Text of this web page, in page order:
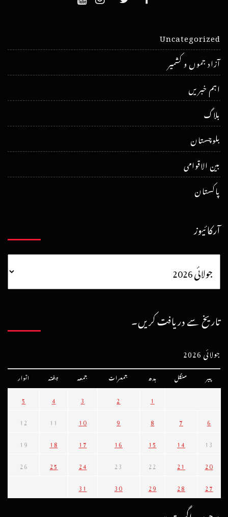
Uncategorized
آزاد جموں و کشمیر
اہم خبریں
بلاگ
بلوچستان
بین الاقوامی
پاکستان
آرکائیوز
تاریخ سے دریافت کریں۔
جولائی 2026
پیر منگل بدھ جمعرات جمعہ ہفتہ اتوار
1
2
3
4
5
6
7
8
9
10
11
12
13
14
15
16
17
18
19
20
21
22
23
24
25
26
27
28
29
30
31